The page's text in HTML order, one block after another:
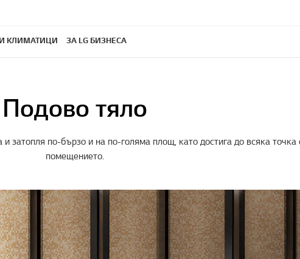
КЛИМАТИЦИ ЗА LG БИЗНЕСА
Подово тяло
затопля по-бързо и на по-голяма площ, като достига до всяка точка
помещението.